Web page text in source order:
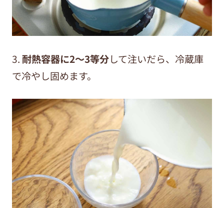
3.耐熱容器に2～3等分して注いだら、冷蔵庫
で冷やし固めます。